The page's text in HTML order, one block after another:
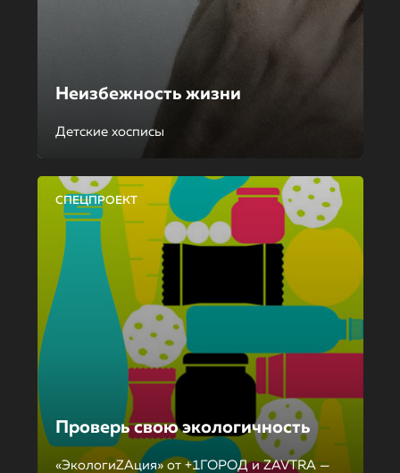
Неизбежность жизни
Детские хосписы
СПЕЦПРОЕКТ
Проверь свою экологичность
«ЭкологиZAция» от +1ГОРОД и ZAVTRA —